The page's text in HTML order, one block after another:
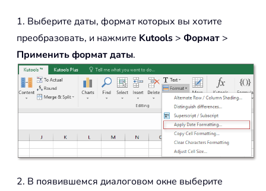
1. Выберите даты, формат которых вы хотите
преобразовать, и нажмите Kutools > Формат >
Применить формат даты.
2. В появившемся диалоговом окне выберите